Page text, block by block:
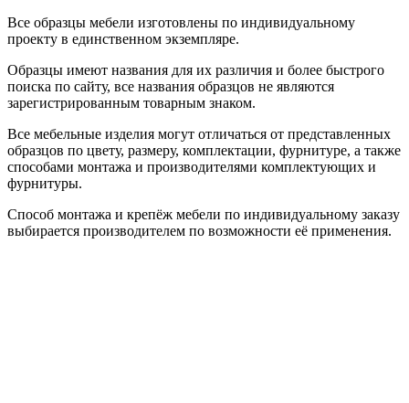
Все образцы мебели изготовлены по индивидуальному
проекту в единственном экземпляре.
Образцы имеют названия для их различия и более быстрого
поиска по сайту, все названия образцов не являются
зарегистрированным товарным знаком.
Все мебельные изделия могут отличаться от представленных
образцов по цвету, размеру, комплектации, фурнитуре, а также
способами монтажа и производителями комплектующих и
фурнитуры.
Способ монтажа и крепёж мебели по индивидуальному заказу
выбирается производителем по возможности её применения.